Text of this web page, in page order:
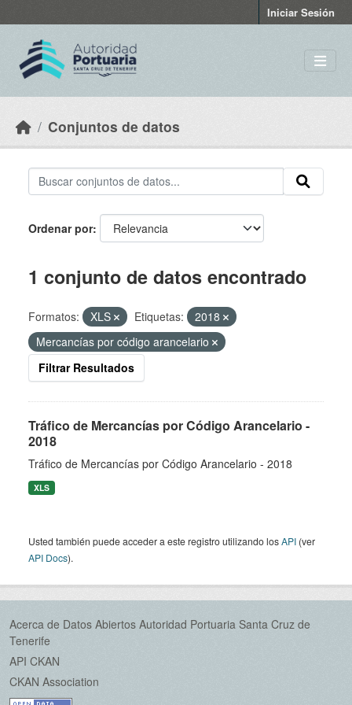
Iniciar Sesión
Conjuntos de datos
Ordenar por
1 conjunto de datos encontrado
Formatos: XLS Etiquetas:
2018
Mercancías por código arancelario
Filtrar Resultados
Tráfico de Mercancías por Código Arancelario -
2018
Tráfico de Mercancías por Código Arancelario - 2018
XLS
Usted también puede acceder a este registro utilizando losAPI (ver
API Docs).
Acerca de Datos Abiertos Autoridad Portuaria Santa Cruz de
Tenerife
API CKAN
CKAN Association